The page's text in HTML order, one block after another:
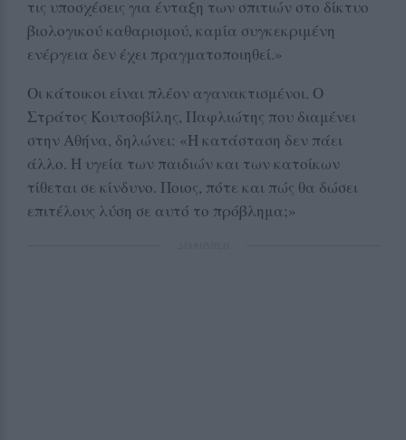
τις υποσχέσεις για ένταξη των σπιτιών στο δίκτυο
βιολογικού καθαρισμού, καμία συγκεκριμένη
ενέργεια δεν έχει πραγματοποιηθεί.»
Οι κάτοικοι είναι πλέον αγανακτισμένοι. Ο
Στράτος Κουτσοβίλης, Παφλιώτης που διαμένει
στην Αθήνα, δηλώνει: «Η κατάσταση δεν πάει
άλλο. Η υγεία των παιδιών και των κατοίκων
τίθεται σε κίνδυνο. Ποιος, πότε και πώς θα δώσει
επιτέλους λύση σε αυτό το πρόβλημα;»